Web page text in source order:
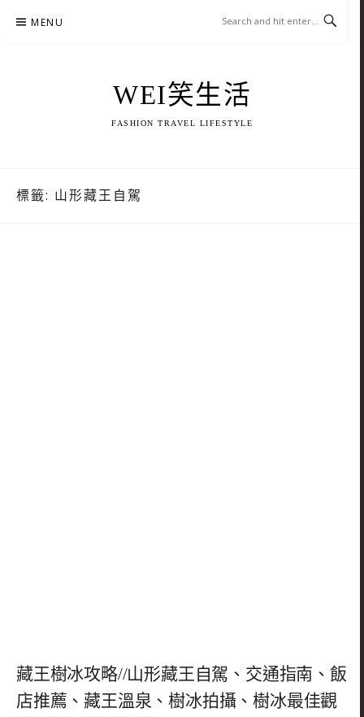
MENU
WEI笑生活
FASHION TRAVEL LIFESTYLE
標籤: 山形藏王自駕
藏王樹冰攻略//山形藏王自駕、交通指南、飯
店推薦、藏王溫泉、樹冰拍攝、樹冰最佳觀